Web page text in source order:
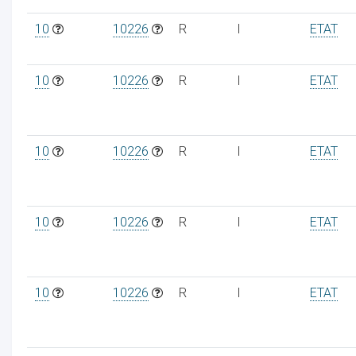
10 10226 R I ETAT
10 10226 R I ETAT
10 10226 R I ETAT
10 10226 R I ETAT
10 10226 R I ETAT